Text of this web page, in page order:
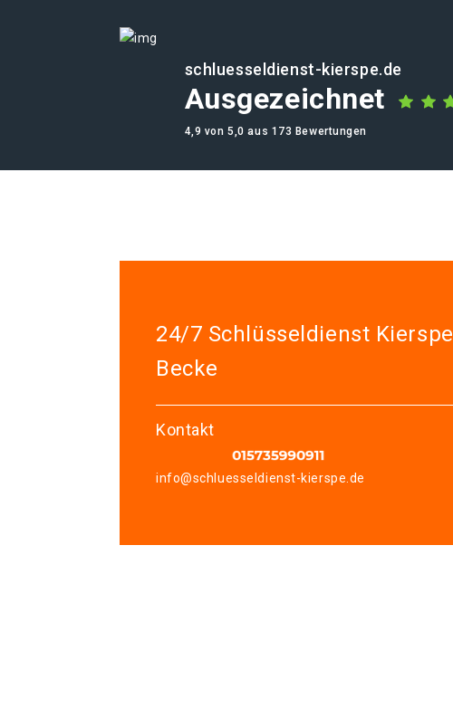
schluesseldienst-kierspe.de
Ausgezeichnet
4,9 von 5,0 aus 173 Bewertungen
24/7 Schlüsseldienst Kierspe
Becke
Kontakt
info@schluesseldienst-kierspe.de